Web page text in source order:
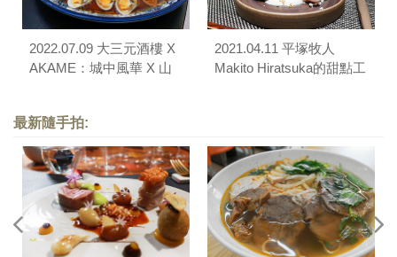
2022.07.09 大三元酒樓 X
AKAME：城中風華 X 山
2021.04.11 平塚牧人
Makito Hiratsuka的甜點工
最新隨手拍: